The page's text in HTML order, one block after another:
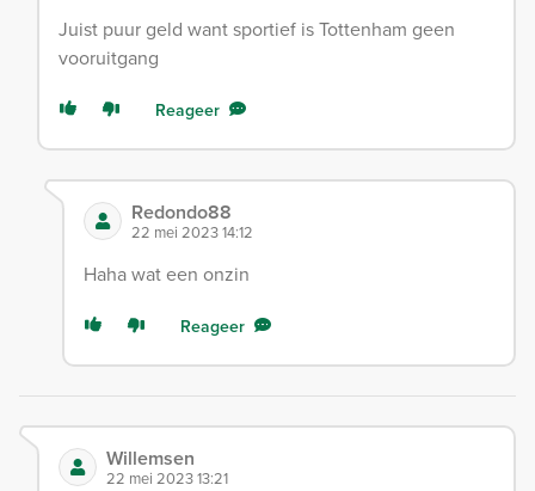
Juist puur geld want sportief is Tottenham geen
vooruitgang
Reageer
Redondo88
22 mei 2023 14:12
Haha wat een onzin
Reageer
Willemsen
22 mei 2023 13:21